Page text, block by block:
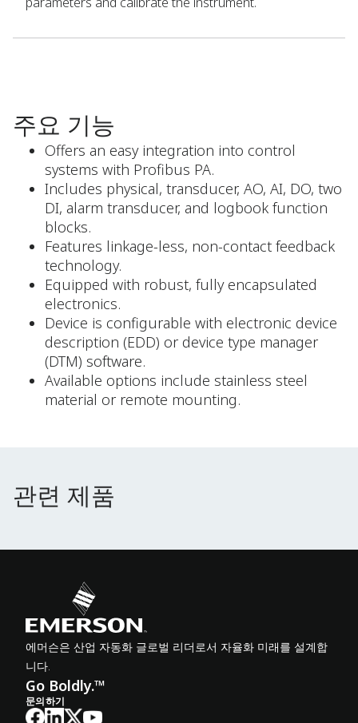
주요 기능
Offers an easy integration into control
systems with Profibus PA.
Includes physical, transducer, AO, AI, DO, two
DI, alarm transducer, and logbook function
blocks.
Features linkage-less, non-contact feedback
technology.
Equipped with robust, fully encapsulated
electronics.
Device is configurable with electronic device
description (EDD) or device type manager
(DTM) software.
Available options include stainless steel
material or remote mounting.
관련 제품
관련 제품
에머슨은 산업 자동화 글로벌 리더로서 자율화 미래를 설계합
니다.
Go Boldly.™
문의하기